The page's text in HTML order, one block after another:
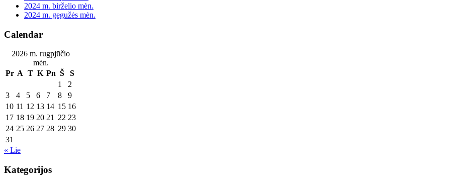
2024 m. birželio mėn.
2024 m. gegužės mėn.
Calendar
2026 m. rugpjūčio
mėn.
Pr A T K Pn Š
S
1
2
3
4 5 6 7 8
9
10 11 12 13 14 15 16
17 18 19 20 21 22 23
24 25 26 27 28 29 30
31
« Lie
Kategorijos